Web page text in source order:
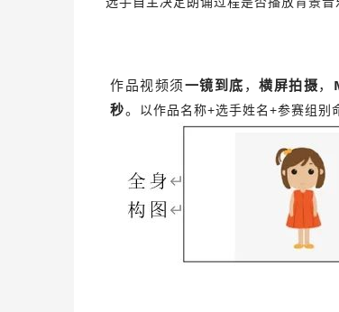
作品视频须一镜到底 ， 横屏拍摄，
秒。 以作品名称+选手姓名+参赛组别